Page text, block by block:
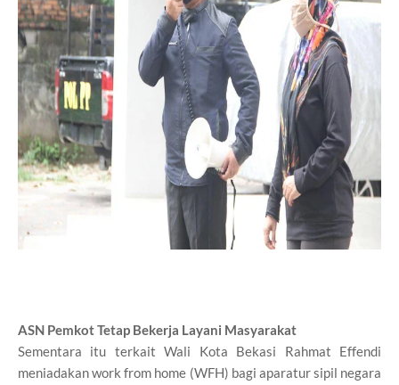
ASN Pemkot Tetap Bekerja Layani Masyarakat
Sementara itu terkait Wali Kota Bekasi Rahmat Effendi
meniadakan work from home (WFH) bagi aparatur sipil negara